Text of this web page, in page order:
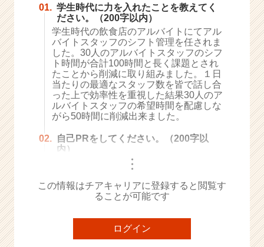
ト
が
届
く
就
活
サ
イ
ト
チ
キ
（C
e
r
01. 学生時代に力を入れたことを教えてく
ださい。（200字以内）
学生時代の飲食店のアルバイトにてアル
バイトスタッフのシフト管理を任されま
した。30人のアルバイトスタッフのシフ
ト時間が合計100時間と長く課題とされ
たことから削減に取り組みました。１日
当たりの最適なスタッフ数を皆で話し合
った上で効率性を重視した結果30人のア
ルバイトスタッフの希望時間を配慮しな
がら50時間に削減出来ました。
02. 自己PRをしてください。（200字以
内）
・・・
この情報はチアキャリアに登録すると閲覧す
ることが可能です
ログイン